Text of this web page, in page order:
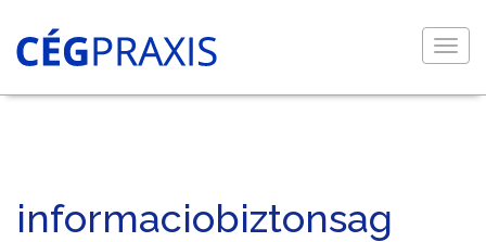
informaciobiztonsag